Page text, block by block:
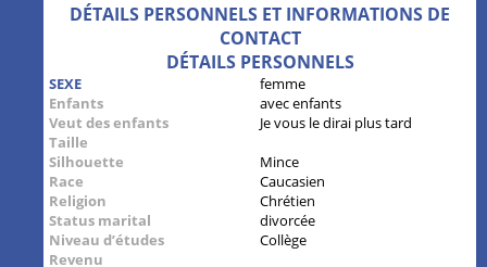
DÉTAILS PERSONNELS ET INFORMATIONS DE
CONTACT
DÉTAILS PERSONNELS
SEXE
femme
Enfants
avec enfants
Veut des enfants
Je vous le dirai plus tard
Taille
Silhouette
Mince
Race
Caucasien
Religion
Chrétien
Status marital
divorcée
Niveau d’études
Collège
Revenu